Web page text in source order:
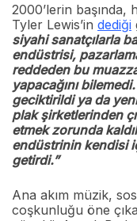
2000’lerin başında,
Tyler Lewis’in dediği
siyahi sanatçılarla
endüstrisi,
reddeden bu
yapacağını
geciktirildi ya da
plak şirketlerinden
etmek zorunda
endüstrinin kendisi
getirdi.”
Ana akım müzik,
coşkunluğu öne